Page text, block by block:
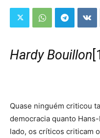
Hardy Bouillon
Quase ninguém criticou
democracia quanto
lado, os críticos criticam